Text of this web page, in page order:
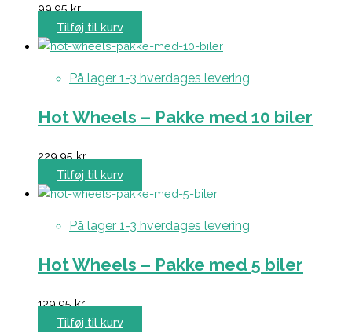
99,95kr.
Tilføj til kurv
På lager 1-3 hverdages levering
Hot Wheels – Pakke med 10 biler
229,95kr.
Tilføj til kurv
På lager 1-3 hverdages levering
Hot Wheels – Pakke med 5 biler
129,95kr.
Tilføj til kurv